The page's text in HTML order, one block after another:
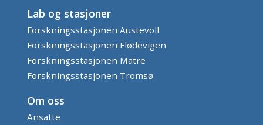
Lab og stasjoner
Forskningsstasjonen Austevoll
Forskningsstasjonen Flødevigen
Forskningsstasjonen Matre
Forskningsstasjonen Tromsø
Om oss
Ansatte